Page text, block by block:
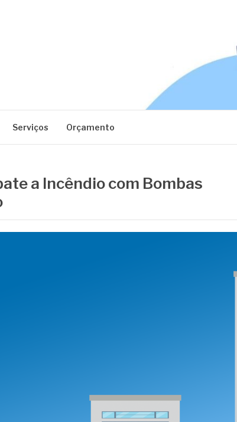
Serviços Orçamento
a Incêndio com Bombas